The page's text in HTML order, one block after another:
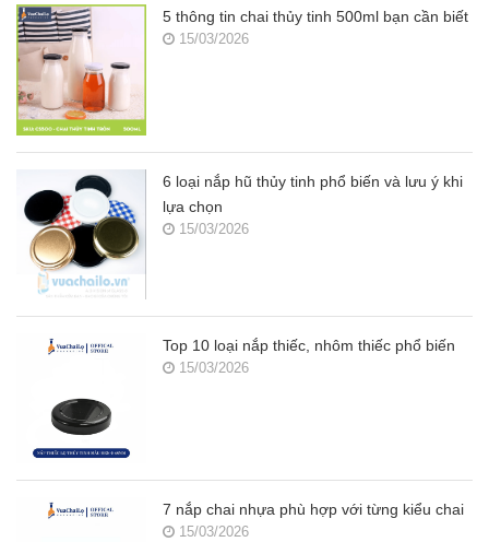
5 thông tin chai thủy tinh 500ml bạn cần biết
15/03/2026
6 loại nắp hũ thủy tinh phổ biến và lưu ý khi
lựa chọn
15/03/2026
Top 10 loại nắp thiếc, nhôm thiếc phổ biến
15/03/2026
7 nắp chai nhựa phù hợp với từng kiểu chai
15/03/2026